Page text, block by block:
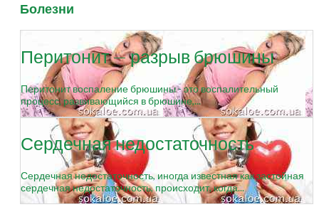
Болезни
Перитонит — разрыв брюшины
Перитонит воспаление брюшины - это воспалительный
процесс, развивающийся в брюшине,...
Сердечная недостаточность
Сердечная недостаточность, иногда известная как застойная
сердечная недостаточность, происходит, когда...